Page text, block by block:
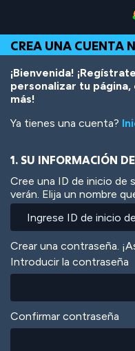
Top
of
Page
Navigation
Main
Content
Footer
contenido
principal
CREA UNA CUENTA
¡Bienvenida!
personalizar tu
más!
Ya tienes una cuenta?
1. SU INFORMACIÓN
Cree una ID de inicio de
verán. Elija un nombre
Crear una contraseña.
Introducir la contraseña
Confirmar contraseña